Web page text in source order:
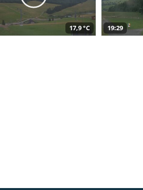
17,9 °C 19:29